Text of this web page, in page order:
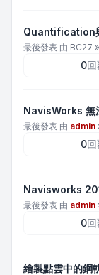
Quantification
最後發表 由 BC27 »
0回
NavisWorks 無
最後發表 由 admin
0回
Navisworks
最後發表 由 admin
0回
繪製點雲中的鋼